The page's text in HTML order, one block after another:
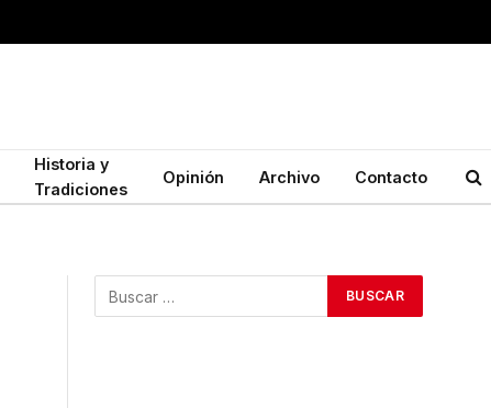
Historia y
Tradiciones
Opinión Archivo Contacto